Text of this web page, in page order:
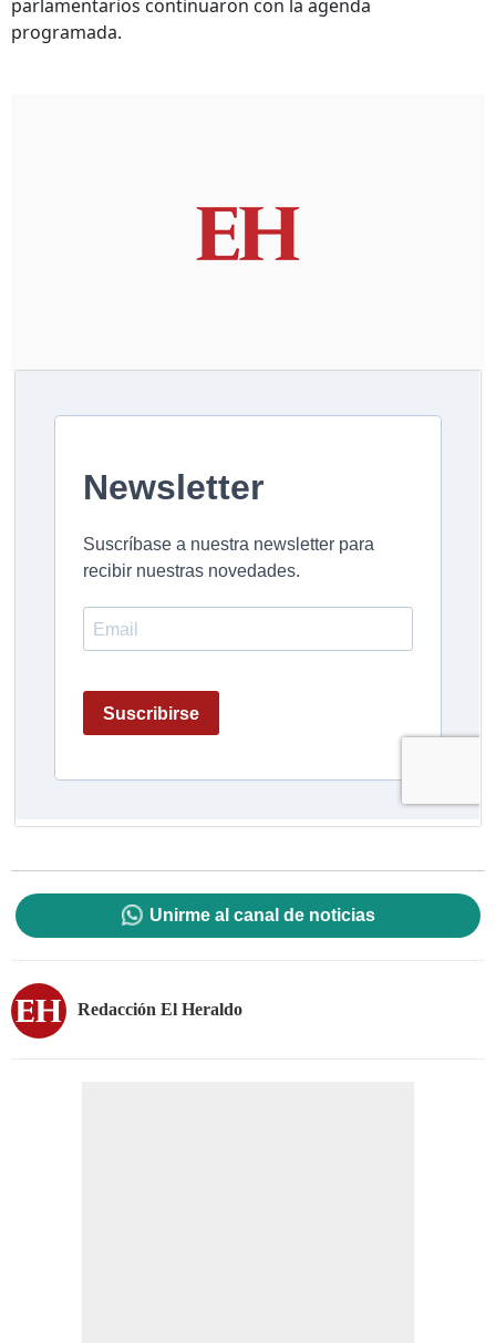
parlamentarios continuaron con la agenda
programada.
Unirme al canal de noticias
Redacción El Heraldo